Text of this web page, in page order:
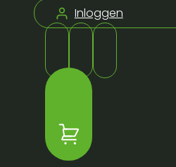
Inloggen